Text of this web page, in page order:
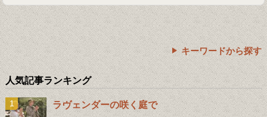
キーワードから探す
人気記事ランキング
ラヴェンダーの咲く庭で